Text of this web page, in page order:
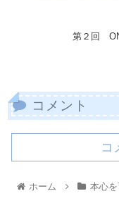
第２回
コメント
コ
ホーム 本心